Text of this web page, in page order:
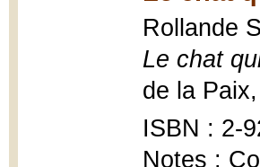
Rollande
Le chat
de la
ISBN : 2-
Notes :